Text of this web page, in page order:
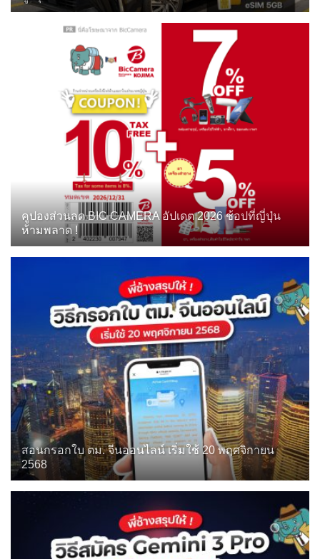
คูปองส่วนลด BIC CAMERA อัปเดต 2026 ช้อปที่ญี่ปุ่น
ห้ามพลาด !
สอนกรอกใบ ตม. จีนออนไลน์ เริ่มใช้ 20 พฤศจิกายน
2568